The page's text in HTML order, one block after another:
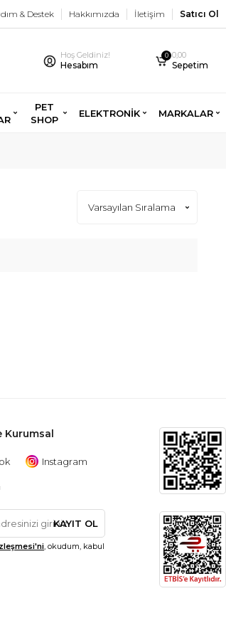
& Destek Hakkımızda İletişim Satıcı Ol
Hoş Geldiniz!
Hesabım
0 0,00
Sepetim
PET
SHOP
ELEKTRONİK MARKALAR
Kurumsal
Instagram
KAYIT OL
, okudum, kabul